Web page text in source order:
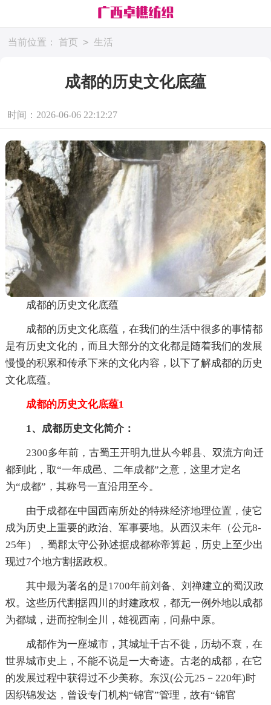
当前位置： 首页 > 生活
成都的历史文化底蕴
时间：2026-06-06 22:12:27
成都的历史文化底蕴
成都的历史文化底蕴，在我们的生活中很多的事情都
是有历史文化的，而且大部分的文化都是随着我们的发展
慢慢的积累和传承下来的文化内容，以下了解成都的历史
文化底蕴。
成都的历史文化底蕴1
1、成都历史文化简介：
2300多年前，古蜀王开明九世从今郫县、双流方向迁
都到此，取“一年成邑、二年成都”之意，这里才定名
为“成都”，其称号一直沿用至今。
由于成都在中国西南所处的特殊经济地理位置，使它
成为历史上重要的政治、军事要地。从西汉未年（公元8-
25年），蜀郡太守公孙述据成都称帝算起，历史上至少出
现过7个地方割据政权。
其中最为著名的是1700年前刘备、刘禅建立的蜀汉政
权。这些历代割据四川的封建政权，都无一例外地以成都
为都城，进而控制全川，雄视西南，问鼎中原。
成都作为一座城市，其城址千古不徙，历劫不衰，在
世界城市史上，不能不说是一大奇迹。古老的成都，在它
的发展过程中获得过不少美称。东汉(公元25－220年)时
因织锦发达，曾设专门机构“锦官”管理，故有“锦官